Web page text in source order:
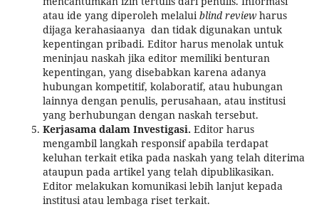
atau ide yang diperoleh melaluiblind reviewharus
dijaga kerahasiaanya dan tidak digunakan untuk
kepentingan pribadi. Editor harus menolak untuk
meninjau naskah jika editor memiliki benturan
kepentingan, yang disebabkan karena adanya
hubungan kompetitif, kolaboratif, atau hubungan
lainnya dengan penulis, perusahaan, atau institusi
yang berhubungan dengan naskah tersebut.
Kerjasama dalam Investigasi. Editor harus
mengambil langkah responsif apabila terdapat
keluhan terkait etika pada naskah yang telah diterima
ataupun pada artikel yang telah dipublikasikan.
Editor melakukan komunikasi lebih lanjut kepada
institusi atau lembaga riset terkait.